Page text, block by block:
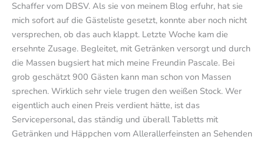
Schaffer vom DBSV. Als sie von meinem Blog erfuhr, hat sie
mich sofort auf die Gästeliste gesetzt, konnte aber noch nicht
versprechen, ob das auch klappt. Letzte Woche kam die
ersehnte Zusage. Begleitet, mit Getränken versorgt und durch
die Massen bugsiert hat mich meine Freundin Pascale. Bei
grob geschätzt 900 Gästen kann man schon von Massen
sprechen. Wirklich sehr viele trugen den weißen Stock. Wer
eigentlich auch einen Preis verdient hätte, ist das
Servicepersonal, das ständig und überall Tabletts mit
Getränken und Häppchen vom Allerallerfeinsten an Sehenden